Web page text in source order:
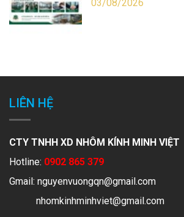
03/08/2026
LIÊN HỆ
CTY TNHH XD NHÔM KÍNH MINH VIỆT
Hotline: 0902 865 379
Gmail: nguyenvuongqn@gmail.com
nhomkinhminhviet@gmail.com